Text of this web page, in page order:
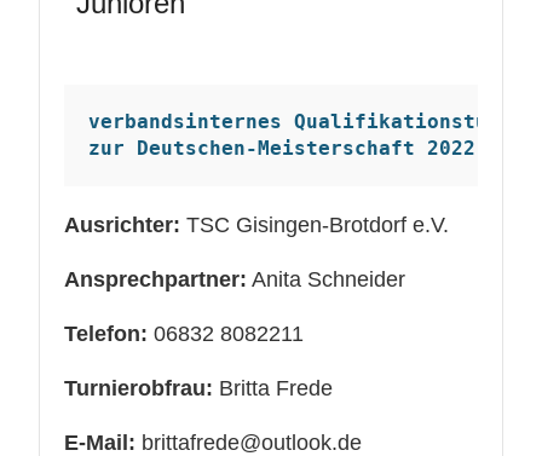
verbandsinternes
zur Deutschen-Meisterschaft 2022
Ausrichter: TSC Gisingen-Brotdorf e.V.
Ansprechpartner: Anita Schneider
Telefon: 06832 8082211
Turnierobfrau: Britta Frede
E-Mail: brittafrede@outlook.de